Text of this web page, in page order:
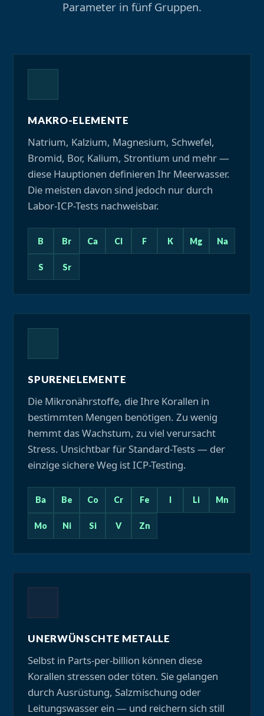
Parameter in fünf Gruppen.
MAKRO-ELEMENTE
Natrium, Kalzium, Magnesium, Schwefel,
Bromid, Bor, Kalium, Strontium und mehr —
diese Hauptionen definieren Ihr Meerwasser.
Die meisten davon sind jedoch nur durch
Labor-ICP-Tests nachweisbar.
B Br Ca Cl F K Mg Na
S Sr
SPURENELEMENTE
Die Mikronährstoffe, die Ihre Korallen in
bestimmten Mengen benötigen. Zu wenig
hemmt das Wachstum, zu viel verursacht
Stress. Unsichtbar für Standard-Tests — der
einzige sichere Weg ist ICP-Testing.
Ba Be Co Cr Fe I Li Mn
Mo Ni Si V Zn
UNERWÜNSCHTE METALLE
Selbst in Parts-per-billion können diese
Korallen stressen oder töten. Sie gelangen
durch Ausrüstung, Salzmischung oder
Leitungswasser ein — und reichern sich still